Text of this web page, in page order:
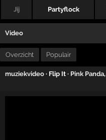
Jij Partyflock
Video
Overzicht Populair
muziekvideo · Flip It · Pink Panda,